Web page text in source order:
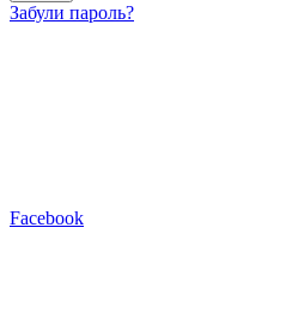
Забули пароль?
Facebook